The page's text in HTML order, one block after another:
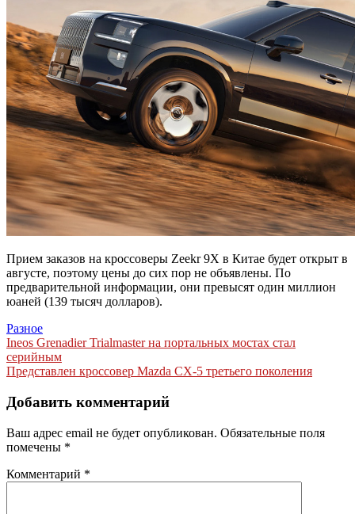
Прием заказов на кроссоверы Zeekr 9X в Китае будет открыт в
августе, поэтому цены до сих пор не объявлены. По
предварительной информации, они превысят один миллион
юаней (139 тысяч долларов).
Разное
Навигация
по
Ineos Grenadier Trialmaster на портальных мостах стал
серийным
Представлен кроссовер Mazda CX-5 третьего поколения
Добавить комментарий
Ваш адрес email не будет опубликован. Обязательные поля
помечены *
Комментарий *